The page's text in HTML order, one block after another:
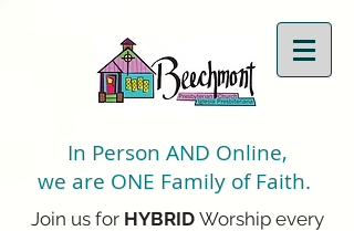
In Person AND Online,
we are ONE Family of Faith.
Join us for HYBRIDWorship every